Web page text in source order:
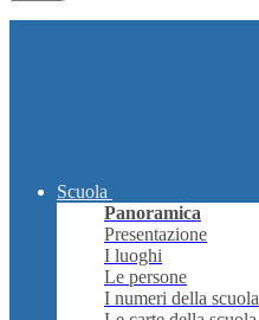
Scuola
Panoramica
Presentazione
I luoghi
Le persone
I numeri della scuola